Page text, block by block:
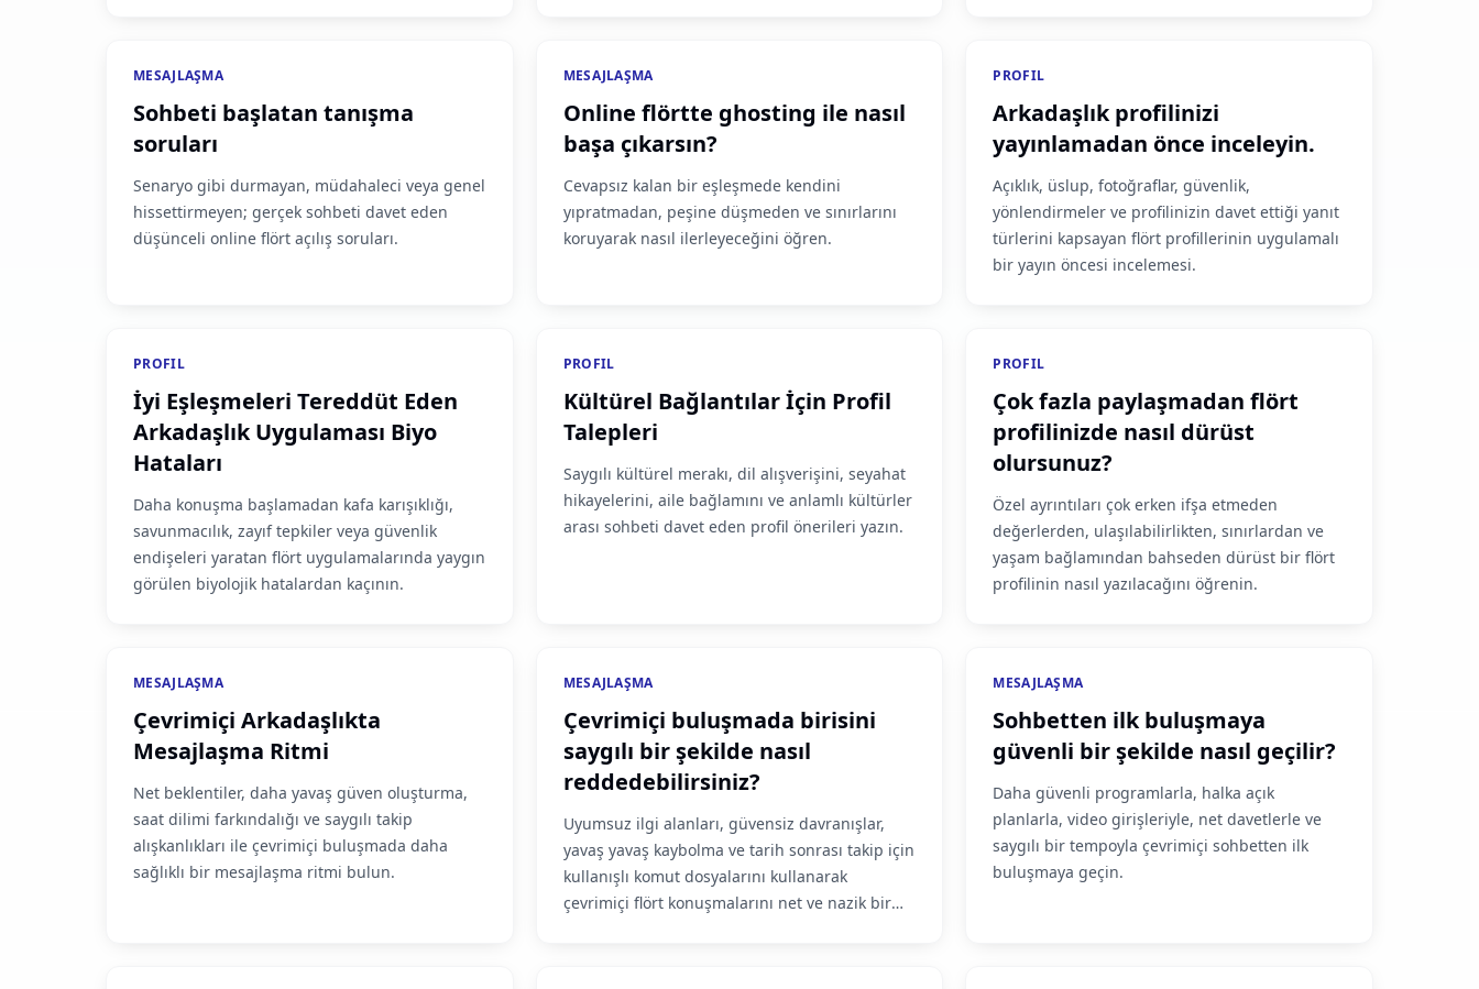
MESAJLAŞMA
Sohbeti başlatan tanışma
soruları
Senaryo gibi durmayan, müdahaleci veya genel
hissettirmeyen; gerçek sohbeti davet eden
düşünceli online flört açılış soruları.
MESAJLAŞMA
Online flörtte ghosting ile nasıl
başa çıkarsın?
Cevapsız kalan bir eşleşmede kendini
yıpratmadan, peşine düşmeden ve sınırlarını
koruyarak nasıl ilerleyeceğini öğren.
PROFIL
Arkadaşlık profilinizi
yayınlamadan önce inceleyin.
Açıklık, üslup, fotoğraflar, güvenlik,
yönlendirmeler ve profilinizin davet ettiği yanıt
türlerini kapsayan flört profillerinin uygulamalı
bir yayın öncesi incelemesi.
PROFIL
İyi Eşleşmeleri Tereddüt Eden
Arkadaşlık Uygulaması Biyo
Hataları
Daha konuşma başlamadan kafa karışıklığı,
savunmacılık, zayıf tepkiler veya güvenlik
endişeleri yaratan flört uygulamalarında yaygın
görülen biyolojik hatalardan kaçının.
PROFIL
Kültürel Bağlantılar İçin Profil
Talepleri
Saygılı kültürel merakı, dil alışverişini, seyahat
hikayelerini, aile bağlamını ve anlamlı kültürler
arası sohbeti davet eden profil önerileri yazın.
PROFIL
Çok fazla paylaşmadan flört
profilinizde nasıl dürüst
olursunuz?
Özel ayrıntıları çok erken ifşa etmeden
değerlerden, ulaşılabilirlikten, sınırlardan ve
yaşam bağlamından bahseden dürüst bir flört
profilinin nasıl yazılacağını öğrenin.
MESAJLAŞMA
Çevrimiçi Arkadaşlıkta
Mesajlaşma Ritmi
Net beklentiler, daha yavaş güven oluşturma,
saat dilimi farkındalığı ve saygılı takip
alışkanlıkları ile çevrimiçi buluşmada daha
sağlıklı bir mesajlaşma ritmi bulun.
MESAJLAŞMA
Çevrimiçi buluşmada birisini
saygılı bir şekilde nasıl
reddedebilirsiniz?
Uyumsuz ilgi alanları, güvensiz davranışlar,
yavaş yavaş kaybolma ve tarih sonrası takip için
kullanışlı komut dosyalarını kullanarak
çevrimiçi flört konuşmalarını net ve nazik bir
MESAJLAŞMA
Sohbetten ilk buluşmaya
güvenli bir şekilde nasıl geçilir?
Daha güvenli programlarla, halka açık
planlarla, video girişleriyle, net davetlerle ve
saygılı bir tempoyla çevrimiçi sohbetten ilk
buluşmaya geçin.